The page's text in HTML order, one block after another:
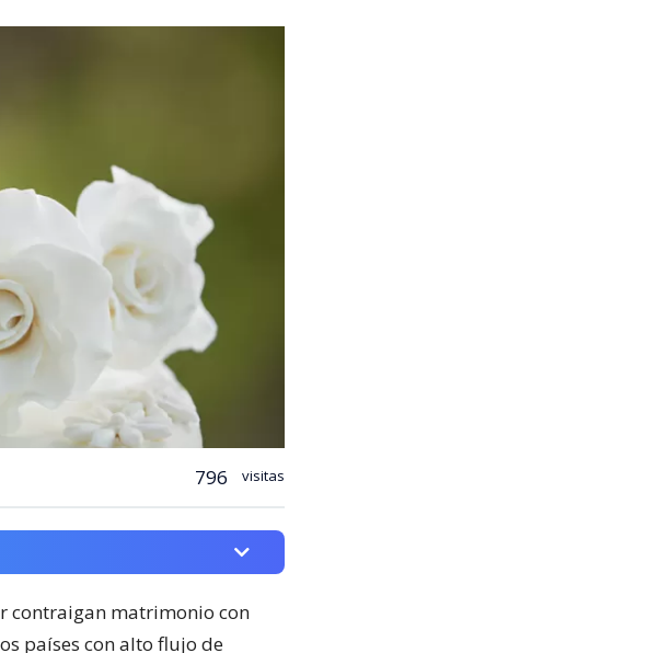
796 visitas
contraigan matrimonio con
países con alto flujo de